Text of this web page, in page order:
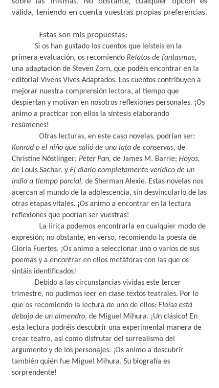
válida, teniendo en cuenta vuestras propias preferencias.
Estas son mis propuestas:
Si os han gustado los cuentos que leísteis en la
primera evaluación, os recomiendo Relatos de fantasmas,
una adaptación de Steven Zorn, que podéis encontrar en la
editorial Vivens Vives Adaptados. Los cuentos contribuyen a
mejorar nuestra comprensión lectora, al tiempo que
despiertan y motivan en nosotros reflexiones personales. ¡Os
animo a practicar con ellos la síntesis elaborando
resúmenes!
Otras lecturas, en este caso novelas, podrían ser:
Konrad o el niño que salió de una lata de conservas, de
Christine Nöstlinger; Peter Pan, de James M. Barrie; Hoyos,
de Louis Sachar, y El diario completamente verídico de un
indio a tiempo parcial, de Sherman Alexie. Estas novelas nos
acercan al mundo de la adolescencia, sin desvincularlo de las
otras etapas vitales. ¡Os animo a encontrar en la lectura
reflexiones que podrían ser vuestras!
La lírica podemos encontrarla en cualquier modo de
expresión; no obstante, en verso, recomiendo la poesía de
Gloria Fuertes. ¡Os animo a seleccionar uno o varios de sus
poemas y a encontrar en ellos metáforas con las que os
sintáis identificados!
Debido a las circunstancias vividas este tercer
trimestre, no pudimos leer en clase textos teatrales. Por lo
que os recomiendo la lectura de uno de ellos: Eloísa está
debajo de un almendro, de Miguel Mihura. ¡Un clásico! En
esta lectura podréis descubrir una experimental manera de
crear teatro, así como disfrutar del surrealismo del
argumento y de los personajes. ¡Os animo a descubrir
también quién fue Miguel Mihura. Su biografía es
sorprendente!